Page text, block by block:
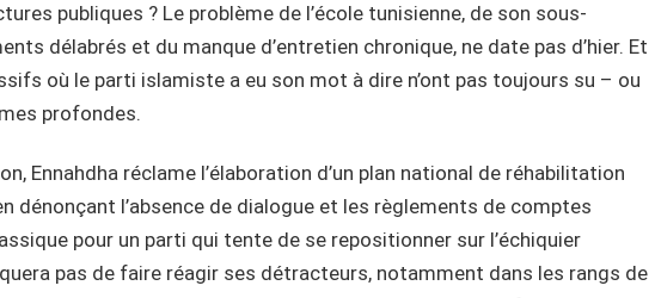
publiques ? Le problème de l’école tunisienne, de son sous-
délabrés et du manque d’entretien chronique, ne date pas d’hier. Et
où le parti islamiste a eu son mot à dire n’ont pas toujours su – ou
profondes.
Ennahdha réclame l’élaboration d’un plan national de réhabilitation
dénonçant l’absence de dialogue et les règlements de comptes
pour un parti qui tente de se repositionner sur l’échiquier
pas de faire réagir ses détracteurs, notamment dans les rangs de